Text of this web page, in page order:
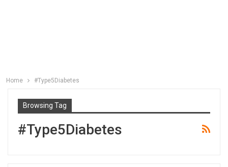
Home #Type5Diabetes
Browsing Tag
#Type5Diabetes